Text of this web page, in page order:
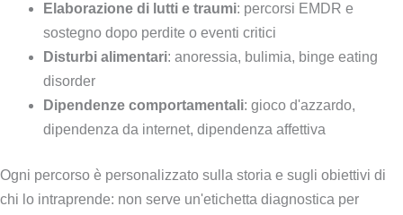
Elaborazione di lutti e traumi: percorsi EMDR e
sostegno dopo perdite o eventi critici
Disturbi alimentari: anoressia, bulimia, binge eating
disorder
Dipendenze comportamentali: gioco d'azzardo,
dipendenza da internet, dipendenza affettiva
Ogni percorso è personalizzato sulla storia e sugli obiettivi di
chi lo intraprende: non serve un'etichetta diagnostica per